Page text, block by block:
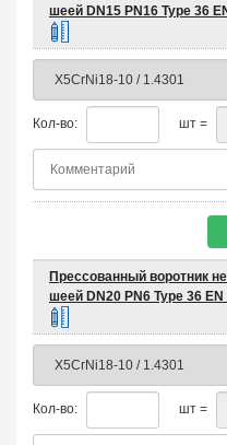
шеей DN15 PN16 Type 36
Кол-во: шт =
Прессованный воротник
шеей DN20 PN6 Type 36 EN
Кол-во: шт =